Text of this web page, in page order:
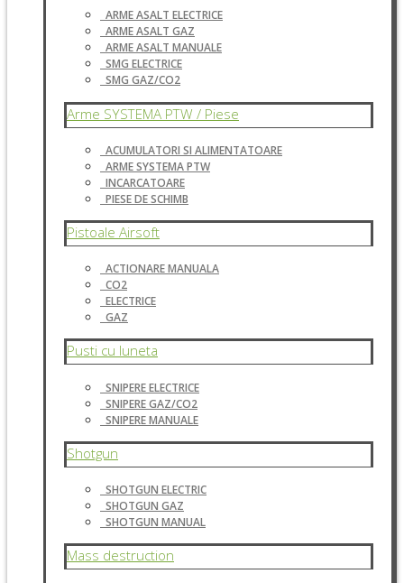
ARME ASALT ELECTRICE
ARME ASALT GAZ
ARME ASALT MANUALE
SMG ELECTRICE
SMG GAZ/CO2
Arme SYSTEMA PTW / Piese
ACUMULATORI SI ALIMENTATOARE
ARME SYSTEMA PTW
INCARCATOARE
PIESE DE SCHIMB
Pistoale Airsoft
ACTIONARE MANUALA
CO2
ELECTRICE
GAZ
Pusti cu luneta
SNIPERE ELECTRICE
SNIPERE GAZ/CO2
SNIPERE MANUALE
Shotgun
SHOTGUN ELECTRIC
SHOTGUN GAZ
SHOTGUN MANUAL
Mass destruction